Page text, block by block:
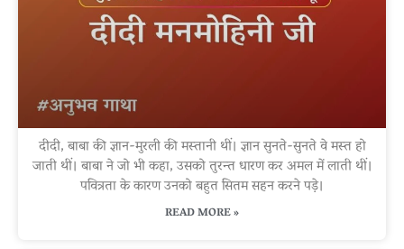
दीदी, बाबा की ज्ञान-मुरली की मस्तानी थीं। ज्ञान सुनते-सुनते वे मस्त हो
जाती थीं। बाबा ने जो भी कहा, उसको तुरन्त धारण कर अमल में लाती थीं।
पवित्रता के कारण उनको बहुत सितम सहन करने पड़े।
READ MORE »